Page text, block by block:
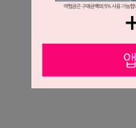
센스